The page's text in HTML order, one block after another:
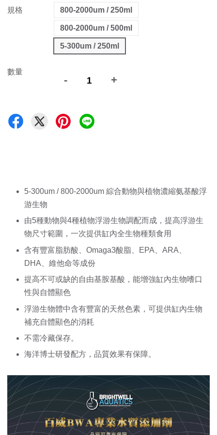
規格 800-2000um / 250ml
800-2000um / 500ml
5-300um / 250ml
數量
- +
5-300um / 800-2000um 綜合動物與植物濃縮氨基酸浮
游生物
由5種動物與4種植物浮游生物調配而成，提高浮游生
物尺寸範圍，一次提供缸內全生物種類食用
含有豐富脂肪酸、Omaga3酸脂、EPA、ARA、
DHA、維他命等成份
提高不可或缺的自由基胺基酸，能增強缸內生物嗜口
性與自體顯色
浮游生物體中含有豐富的天然色素，可提供缸內生物
補充自體顯色的消耗
不需冷藏保存。
海洋博士研發配方，品質效果有保障。